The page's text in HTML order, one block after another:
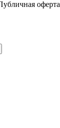
оферта